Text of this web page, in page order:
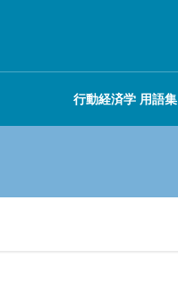
行動経済学 用語集